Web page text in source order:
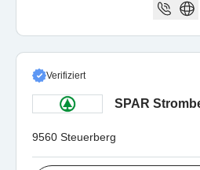
Verifiziert
SPAR
9560 Steuerberg